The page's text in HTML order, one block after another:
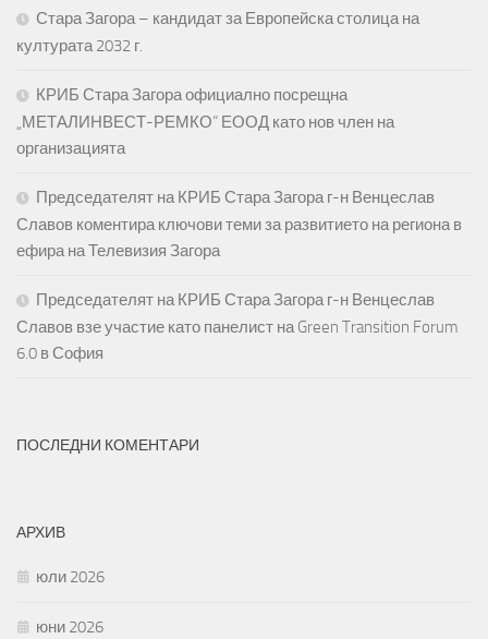
Стара Загора – кандидат за Европейска столица на
културата 2032 г.
КРИБ Стара Загора официално посрещна
„МЕТАЛИНВЕСТ-РЕМКО“ ЕООД като нов член на
организацията
Председателят на КРИБ Стара Загора г-н Венцеслав
Славов коментира ключови теми за развитието на региона в
ефира на Телевизия Загора
Председателят на КРИБ Стара Загора г-н Венцеслав
Славов взе участие като панелист на Green Transition Forum
6.0 в София
ПОСЛЕДНИ КОМЕНТАРИ
АРХИВ
юли 2026
юни 2026